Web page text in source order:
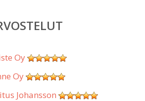
Oy
Oy
Johansson